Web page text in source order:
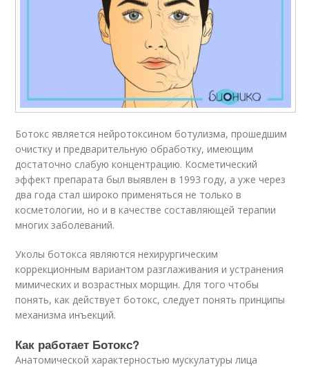
Ботокс является нейротоксином ботулизма, прошедшим
очистку и предварительную обработку, имеющим
достаточно слабую концентрацию. Косметический
эффект препарата был выявлен в 1993 году, а уже через
два года стал широко применяться не только в
косметологии, но и в качестве составляющей терапии
многих заболеваний.
Уколы ботокса являются нехирургическим
коррекционным вариантом разглаживания и устранения
мимических и возрастных морщин. Для того чтобы
понять, как действует ботокс, следует понять принципы
механизма инъекций.
Как работает Ботокс?
Анатомической характерностью мускулатуры лица